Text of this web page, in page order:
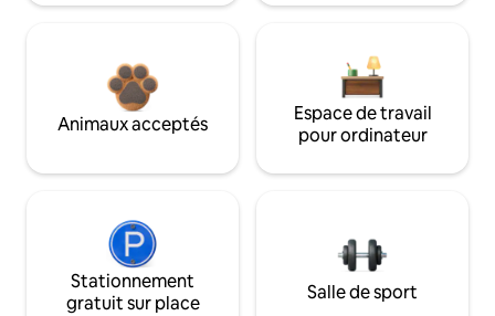
Animaux acceptés
Espace de travail
pour ordinateur
Stationnement
gratuit sur place
Salle de sport